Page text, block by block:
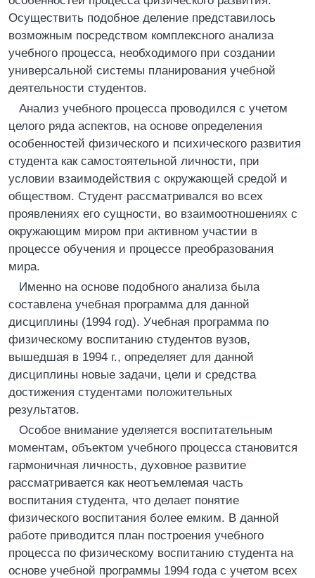
Осуществить подобное деление представилось
возможным посредством комплексного анализа
учебного процесса, необходимого при создании
универсальной системы планирования учебной
деятельности студентов.
Анализ учебного процесса проводился с учетом
целого ряда аспектов, на основе определения
особенностей физического и психического развития
студента как самостоятельной личности, при
условии взаимодействия с окружающей средой и
обществом. Студент рассматривался во всех
проявлениях его сущности, во взаимоотношениях с
окружающим миром при активном участии в
процессе обучения и процессе преобразования
мира.
Именно на основе подобного анализа была
составлена учебная программа для данной
дисциплины (1994 год). Учебная программа по
физическому воспитанию студентов вузов,
вышедшая в 1994 г., определяет для данной
дисциплины новые задачи, цели и средства
достижения студентами положительных
результатов.
Особое внимание уделяется воспитательным
моментам, объектом учебного процесса становится
гармоничная личность, духовное развитие
рассматривается как неотъемлемая часть
воспитания студента, что делает понятие
физического воспитания более емким. В данной
работе приводится план построения учебного
процесса по физическому воспитанию студента на
основе учебной программы 1994 года с учетом всех